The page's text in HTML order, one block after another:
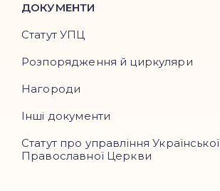
ДОКУМЕНТИ
Статут УПЦ
Розпорядження й циркуляри
Нагороди
Інші документи
Статут про управління Української
Православної Церкви